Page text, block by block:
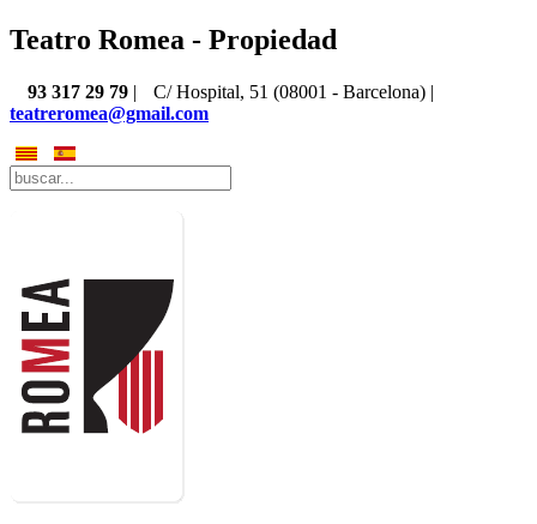
Teatro Romea - Propiedad
93 317 29 79 |
C/ Hospital, 51 (08001 - Barcelona) |
teatreromea@gmail.com